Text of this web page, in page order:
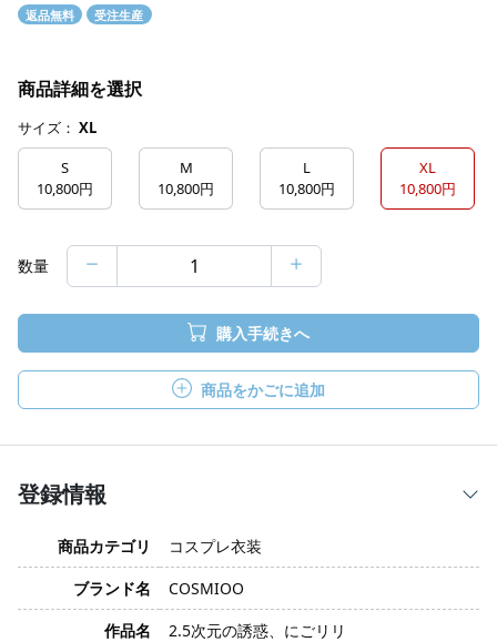
返品無料 受注生産
商品詳細を選択
サイズ： XL
S
10,800円
M
10,800円
L
10,800円
XL
10,800円
数量
購入手続きへ
商品をかごに追加
登録情報
商品カテゴリ
コスプレ衣装
ブランド名
COSMIOO
作品名
2.5次元の誘惑、にごリリ